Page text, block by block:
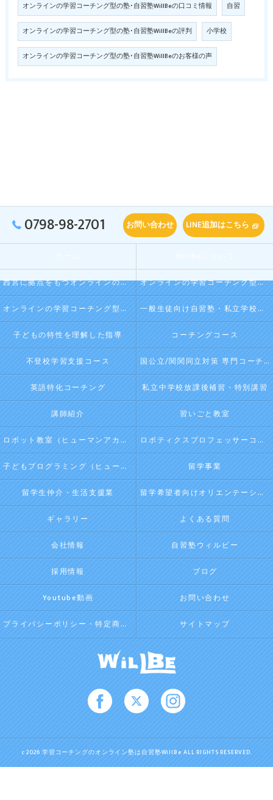
オンラインの学習コーチング型の塾･自習塾WillBeの口コミ情報 自習
オンラインの学習コーチング型の塾･自習塾WillBeの評判 小学校
オンラインの学習コーチング型の塾･自習塾WillBeのお客様の声
0798-98-2701 お問い合わせ LINE追加はこちら
西宮に拠点をもつオンラインの学習コーチング型・映像授業型の塾･自習塾WillBeの口コミ情報 オンラインの学習コーチング型・映像授業型の塾･自習塾WillBeの評判
オンラインの学習コーチング型・映像授業型の塾･自習塾WillBeのお客様の声 一般生徒向け自習塾・私立学校向け放課後学習
子どもの特性を理解した指導 コーチングコース
不登校学習支援コース 国公立/関関同立対策 専門コーチング
英語特化コーチング 私立中学校放課後補習・特別講習
講師紹介 習いごと教室
ロボット教室（ヒューマンアカデミージュニアプログラム） ロボティクスプロフェッサーコース（ヒューマンアカデミージュニアプログラム）
子どもプログラミング（ヒューマンアカデミージュニアプログラム） 留学事業
留学生仲介・生活支援業 留学希望者向けオリエンテーション
ギャラリー よくある質問
会社情報 自習塾ウィルビー
採用情報 ブログ
Youtube動画 お問い合わせ
プライバシーポリシー・特定商取引法に基づく表記 サイトマップ
c 2026 学習コーチングのオンライン塾は自習塾WillBe ALL RIGHTS RESERVED.